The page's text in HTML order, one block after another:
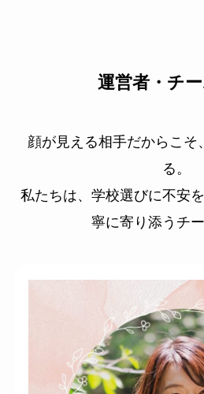
運営者・チ
顔が見える相手だからこそ
る。
私たちは、学校選びに不安
寧に寄り添うチー